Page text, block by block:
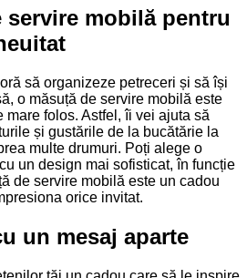
servire mobilă pentru
să organizeze petreceri și să își
o măsuță de servire mobilă este
mare folos. Astfel, îi vei ajuta să
și gustările de la bucătărie la
multe drumuri. Poți alege o
un design mai sofisticat, în funcție
de servire mobilă este un cadou
orice invitat.
un mesaj aparte